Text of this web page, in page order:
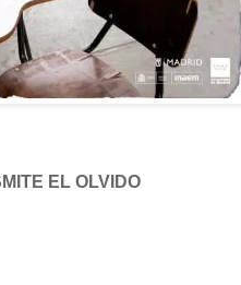
EL OLVIDO